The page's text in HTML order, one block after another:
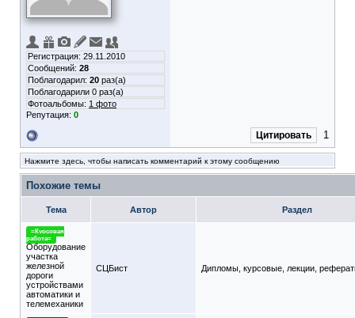
Регистрация: 29.11.2010
Сообщений: 28
Поблагодарил: 20 раз(а)
Поблагодарили 0 раз(а)
Фотоальбомы: 1 фото
Репутация: 0
Цитировать 1
Нажмите здесь, чтобы написать комментарий к этому сообщению
Похожие темы
Тема Автор Раздел
=Курсовая
работа=
Оборудование
участка
железной
дороги
устройствами
автоматики и
телемеханики
СЦБист Дипломы, курсовые, лекции,